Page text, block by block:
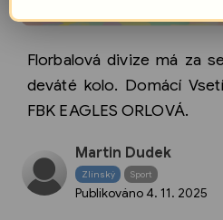
Florbalová divize má za
deváté kolo. Domácí
FBK EAGLES ORLOVÁ.
Martin Dudek
Zlínský Sport
Publikováno 4. 11. 2025